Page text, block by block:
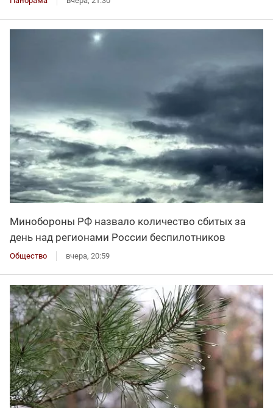
Минобороны РФ назвало количество сбитых за
день над регионами России беспилотников
Общество вчера, 20:59